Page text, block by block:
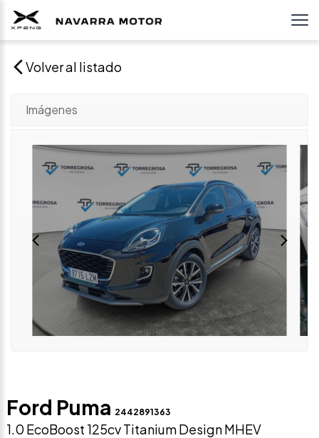
Volver al listado
Imágenes
Ford Puma 2442891363
1.0 EcoBoost 125cv Titanium Design MHEV